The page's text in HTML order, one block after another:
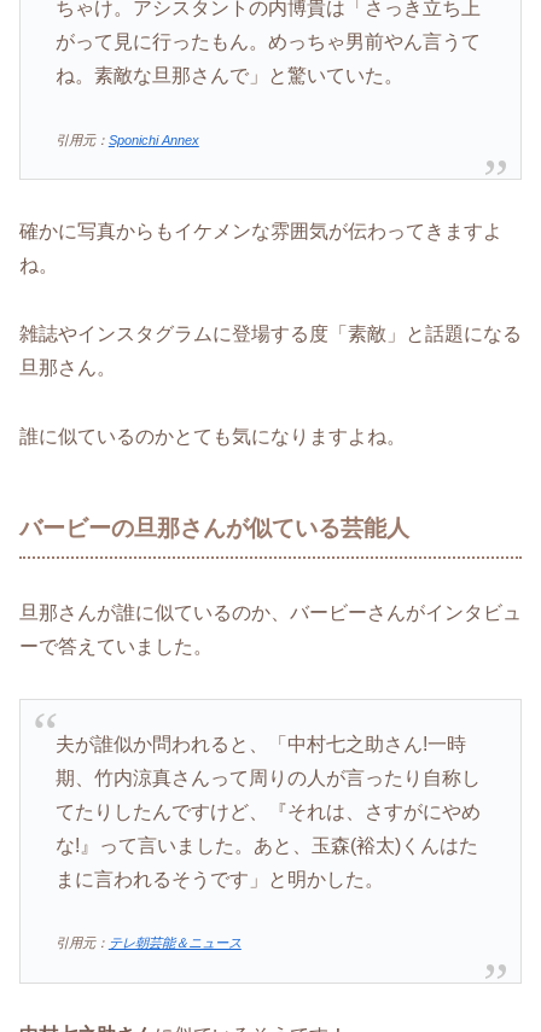
ちゃけ。アシスタントの内博貴は「さっき立ち上
がって見に行ったもん。めっちゃ男前やん言うて
ね。素敵な旦那さんで」と驚いていた。
引用元： Sponichi Annex
確かに写真からもイケメンな雰囲気が伝わってきますよ
ね。
雑誌やインスタグラムに登場する度「素敵」と話題になる
旦那さん。
誰に似ているのかとても気になりますよね。
バービーの旦那さんが似ている芸能人
旦那さんが誰に似ているのか、バービーさんがインタビュ
ーで答えていました。
夫が誰似か問われると、「中村七之助さん!一時
期、竹内涼真さんって周りの人が言ったり自称し
てたりしたんですけど、『それは、さすがにやめ
な!』って言いました。あと、玉森(裕太)くんはた
まに言われるそうです」と明かした。
引用元： テレ朝芸能＆ニュース